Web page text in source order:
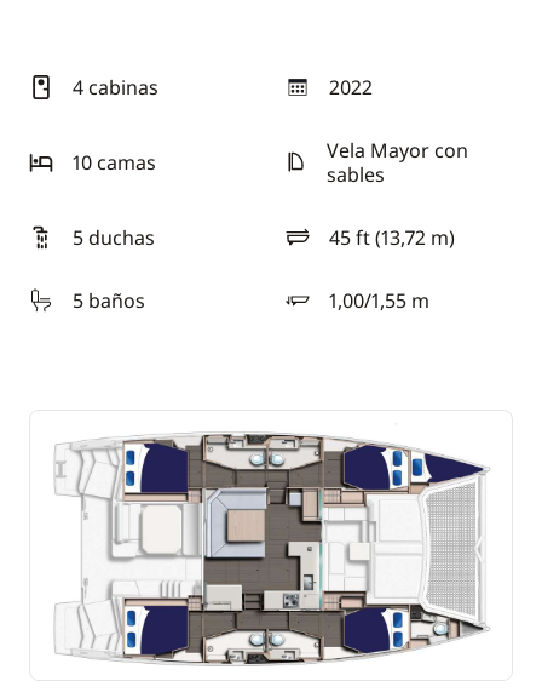
4 cabinas 2022
año
10 camas
Vela Mayor con
sables
5 duchas 45 ft (13,72 m)
eslora
5 baños
1,00/1,55 m
calado